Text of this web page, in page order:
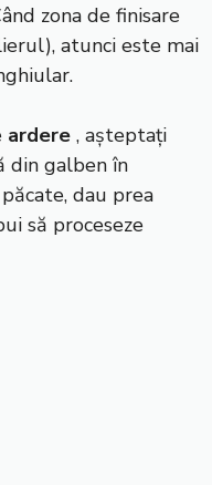
zona de finisare
atunci este mai
ardere , așteptați
din galben în
dau prea
să proceseze